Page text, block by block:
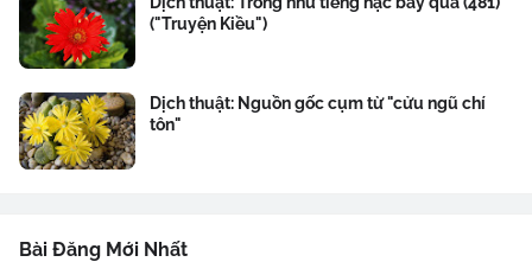
("Truyện Kiều")
Dịch thuật: Nguồn gốc cụm từ "cửu ngũ chí
tôn"
Bài Đăng Mới Nhất